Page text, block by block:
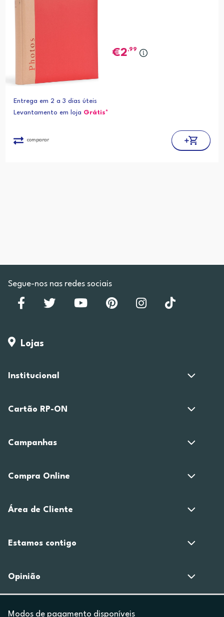
2,99
Entrega em 2 a 3 dias úteis
Levantamento em loja Grátis*
comparar
Segue-nos nas redes sociais
Lojas
Institucional
Cartão RP-ON
Campanhas
Compra Online
Área de Cliente
Estamos contigo
Opinião
Modos de pagamento disponíveis